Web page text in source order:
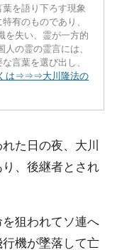
葉を語り下ろす現象
有のものであり、
を失い、霊が一方的
の霊の霊言には、
言葉を選び出し、
は⇒⇒⇒大川隆法の
た日の夜、大川
、後継者とされ
狙われてソ連へ
機が墜落して亡